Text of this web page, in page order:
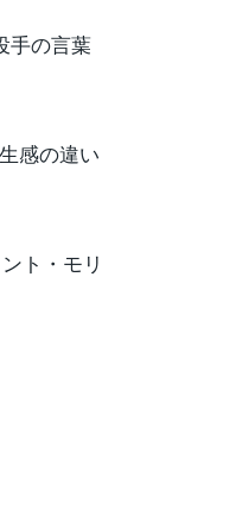
手の言葉
感の違い
ト・モリ